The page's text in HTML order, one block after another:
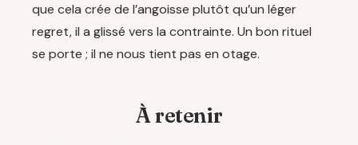
que cela crée de l’angoisse plutôt qu’un léger
regret, il a glissé vers la contrainte. Un bon rituel
se porte ; il ne nous tient pas en otage.
À retenir